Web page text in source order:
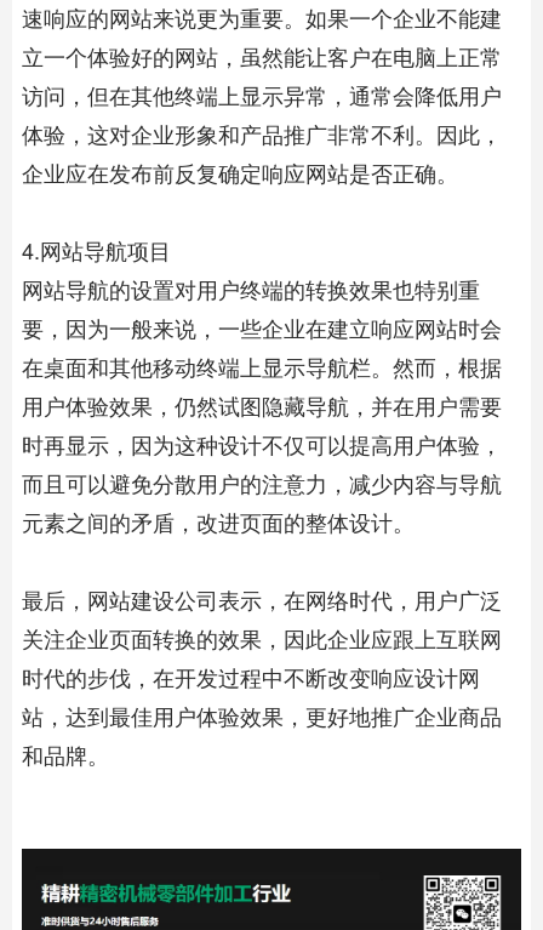
速响应的网站来说更为重要。如果一个企业不能建
立一个体验好的网站，虽然能让客户在电脑上正常
访问，但在其他终端上显示异常，通常会降低用户
体验，这对企业形象和产品推广非常不利。因此，
企业应在发布前反复确定响应网站是否正确。
4.网站导航项目
网站导航的设置对用户终端的转换效果也特别重
要，因为一般来说，一些企业在建立响应网站时会
在桌面和其他移动终端上显示导航栏。然而，根据
用户体验效果，仍然试图隐藏导航，并在用户需要
时再显示，因为这种设计不仅可以提高用户体验，
而且可以避免分散用户的注意力，减少内容与导航
元素之间的矛盾，改进页面的整体设计。
最后，网站建设公司表示，在网络时代，用户广泛
关注企业页面转换的效果，因此企业应跟上互联网
时代的步伐，在开发过程中不断改变响应设计网
站，达到最佳用户体验效果，更好地推广企业商品
和品牌。